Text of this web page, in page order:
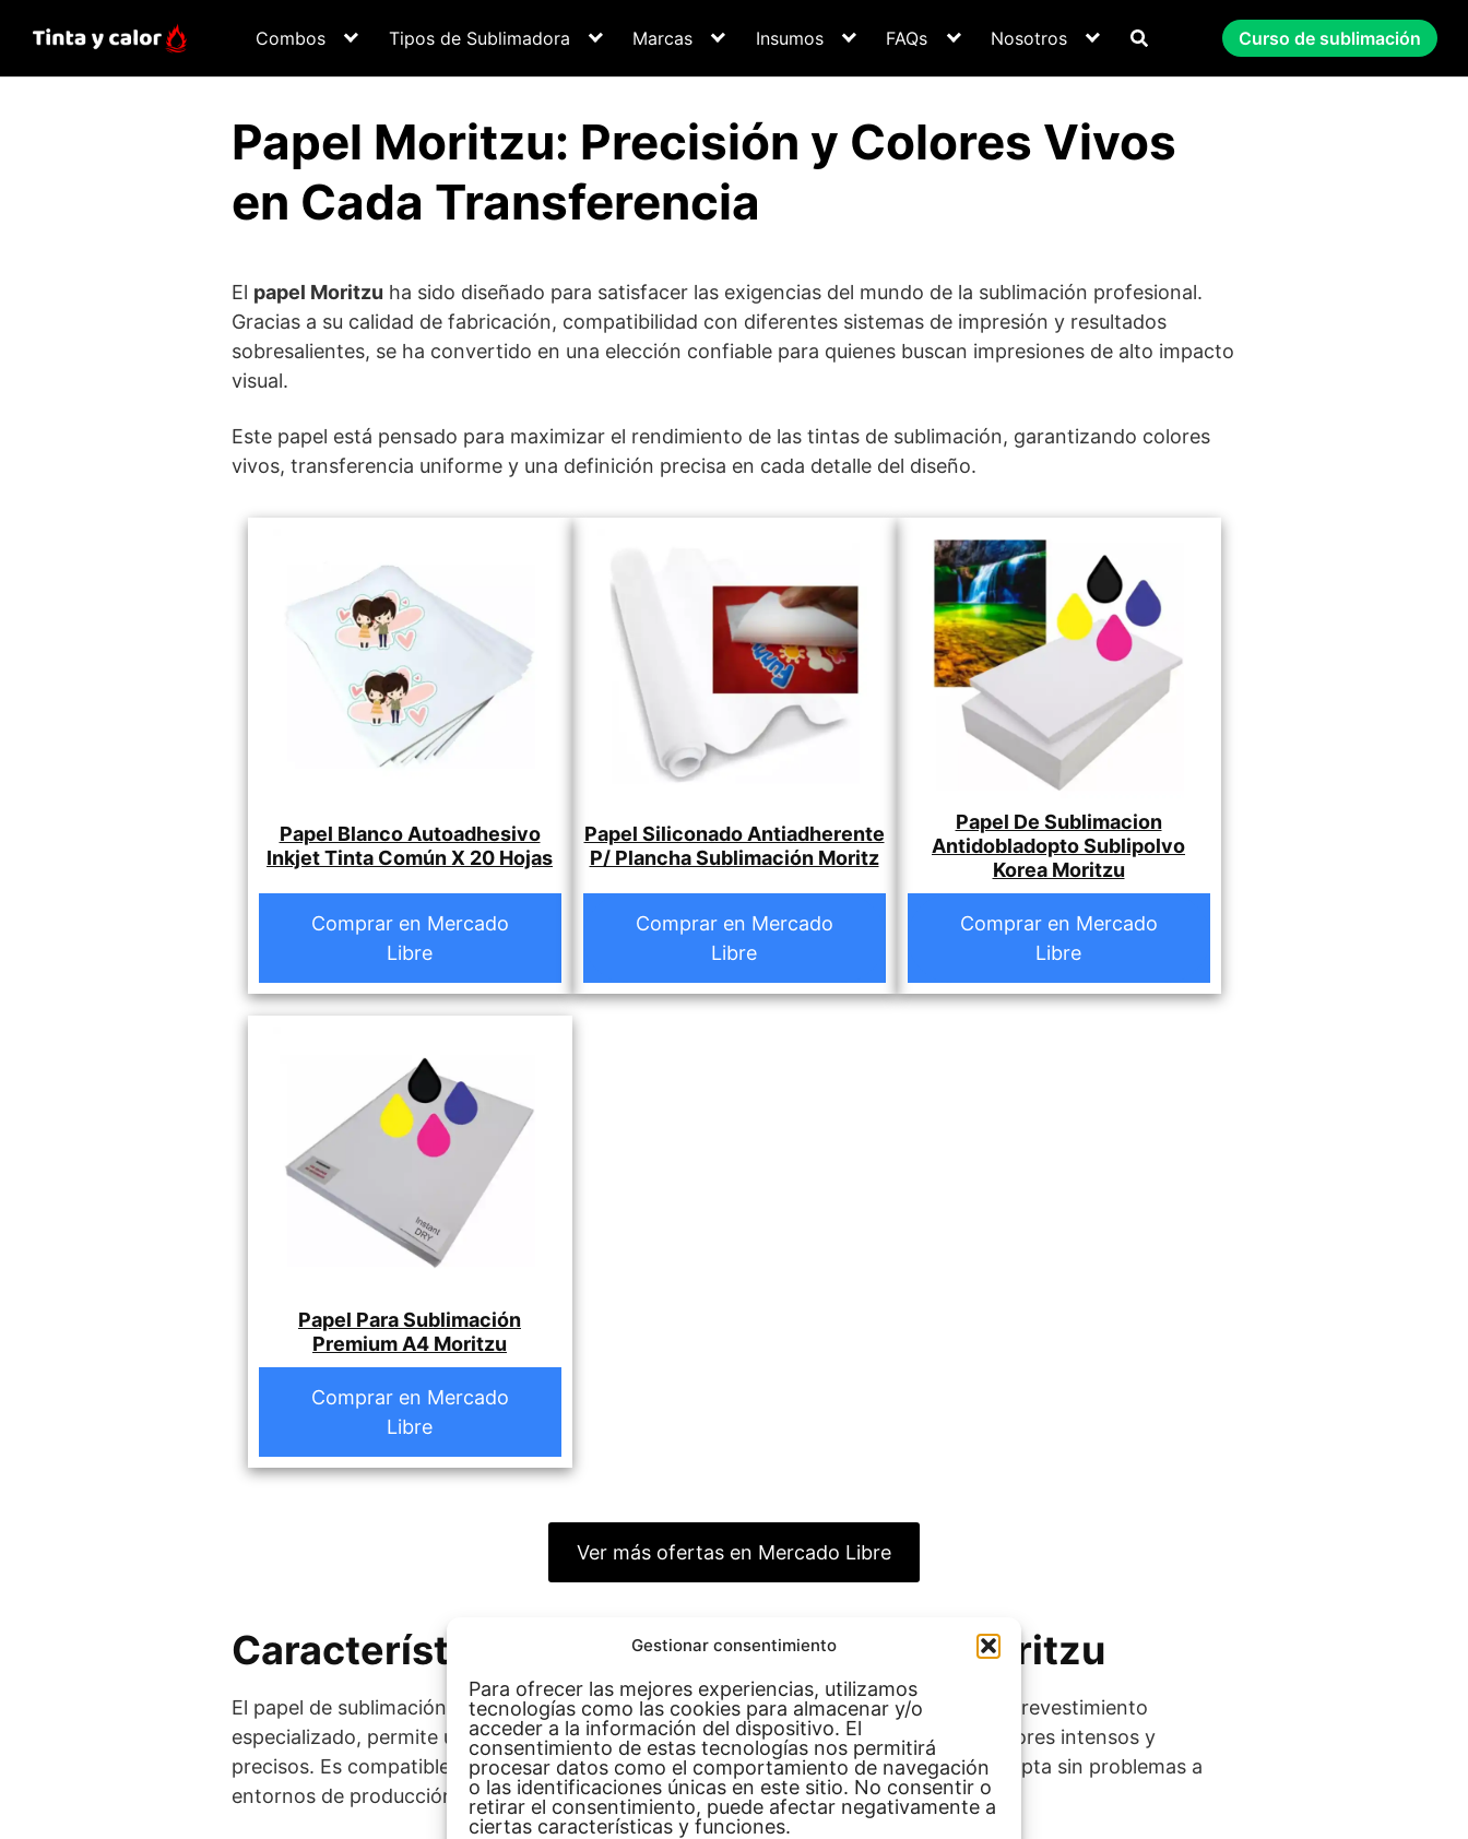
Gestionar consentimiento
Para ofrecer las mejores experiencias, utilizamos
tecnologías como las cookies para almacenar y/o
acceder a la información del dispositivo. El
consentimiento de estas tecnologías nos permitirá
procesar datos como el comportamiento de navegación
o las identificaciones únicas en este sitio. No consentir o
retirar el consentimiento, puede afectar negativamente a
ciertas características y funciones.
Combos Tipos de Sublimadora Marcas Insumos FAQs Nosotros Curso de sublimación
Papel Moritzu: Precisión y Colores Vivos
en Cada Transferencia
El papel Moritzu ha sido diseñado para satisfacer las exigencias del mundo de la sublimación profesional.
Gracias a su calidad de fabricación, compatibilidad con diferentes sistemas de impresión y resultados
sobresalientes, se ha convertido en una elección confiable para quienes buscan impresiones de alto impacto
visual.
Este papel está pensado para maximizar el rendimiento de las tintas de sublimación, garantizando colores
vivos, transferencia uniforme y una definición precisa en cada detalle del diseño.
Papel Blanco Autoadhesivo
Inkjet Tinta Común X 20 Hojas
Comprar en Mercado
Libre
Papel Siliconado Antiadherente
P/ Plancha Sublimación Moritz
Comprar en Mercado
Libre
Papel De Sublimacion
Antidobladopto Sublipolvo
Korea Moritzu
Comprar en Mercado
Libre
Papel Para Sublimación
Premium A4 Moritzu
Comprar en Mercado
Libre
Ver más ofertas en Mercado Libre
Características destacadas del papel Moritzu
El papel de sublimación Moritzu destaca por su calidad de transferencia. Gracias a su revestimiento
especializado, permite una liberación de tinta más completa, lo que se traduce en colores intensos y
precisos. Es compatible con diferentes tipos de impresoras y tintas, por lo que se adapta sin problemas a
entornos de producción variados.